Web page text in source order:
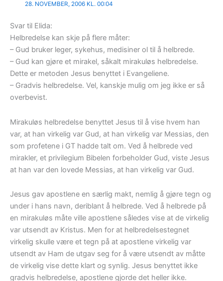
28. NOVEMBER, 2006 KL. 00:04
Svar til Elida:
Helbredelse kan skje på flere måter:
– Gud bruker leger, sykehus, medisiner ol til å helbrede.
– Gud kan gjøre et mirakel, såkalt mirakuløs helbredelse.
Dette er metoden Jesus benyttet i Evangeliene.
– Gradvis helbredelse. Vel, kanskje mulig om jeg ikke er så
overbevist.
Mirakuløs helbredelse benyttet Jesus til å vise hvem han
var, at han virkelig var Gud, at han virkelig var Messias, den
som profetene i GT hadde talt om. Ved å helbrede ved
mirakler, et privilegium Bibelen forbeholder Gud, viste Jesus
at han var den lovede Messias, at han virkelig var Gud.
Jesus gav apostlene en særlig makt, nemlig å gjøre tegn og
under i hans navn, deriblant å helbrede. Ved å helbrede på
en mirakuløs måte ville apostlene således vise at de virkelig
var utsendt av Kristus. Men for at helbredelsestegnet
virkelig skulle være et tegn på at apostlene virkelig var
utsendt av Ham de utgav seg for å være utsendt av måtte
de virkelig vise dette klart og synlig. Jesus benyttet ikke
gradvis helbredelse, apostlene gjorde det heller ikke.